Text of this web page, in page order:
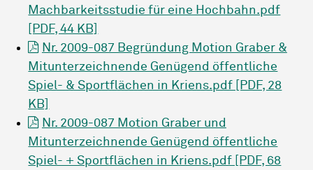
Machbarkeitsstudie für eine Hochbahn.pdf
[PDF, 44 KB]
Nr. 2009-087 Begründung Motion Graber &
Mitunterzeichnende Genügend öffentliche
Spiel- & Sportflächen in Kriens.pdf [PDF, 28
KB]
Nr. 2009-087 Motion Graber und
Mitunterzeichnende Genügend öffentliche
Spiel- + Sportflächen in Kriens.pdf [PDF, 68